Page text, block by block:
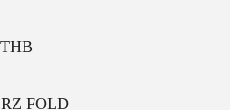
RZ FOLD